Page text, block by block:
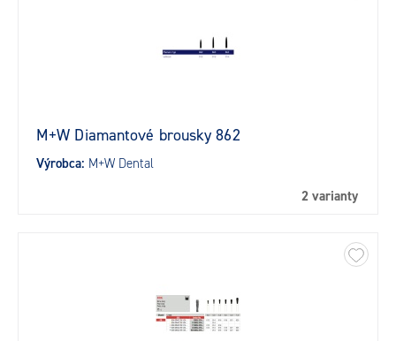
M+W Diamantové brousky 862
Výrobca: M+W Dental
2 varianty